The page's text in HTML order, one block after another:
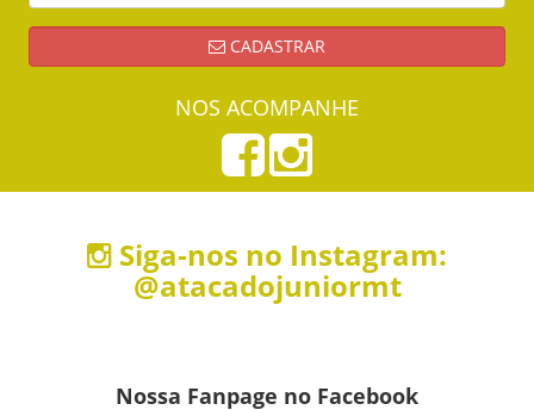
CADASTRAR
NOS ACOMPANHE
Siga-nos no Instagram:
@atacadojuniormt
Nossa Fanpage no Facebook